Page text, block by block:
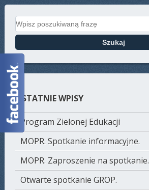
Search for:
OSTATNIE WPISY
Program Zielonej Edukacji
MOPR. Spotkanie informacyjne.
MOPR. Zaproszenie na spotkanie.
Otwarte spotkanie GROP.